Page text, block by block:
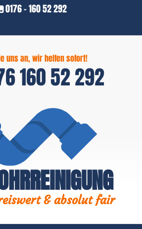
0176 - 160 52 292
uns an, wir helfen sofort!
160 52 292
& absolut fair